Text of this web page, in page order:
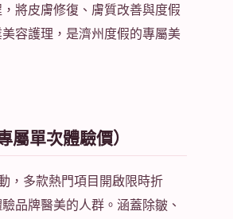
將皮膚修復、膚質改善與度假
容護理，是濟州度假的專屬美
單次體驗價）
，多款熱門項目開啟限時折
品牌醫美的人群。涵蓋除皺、